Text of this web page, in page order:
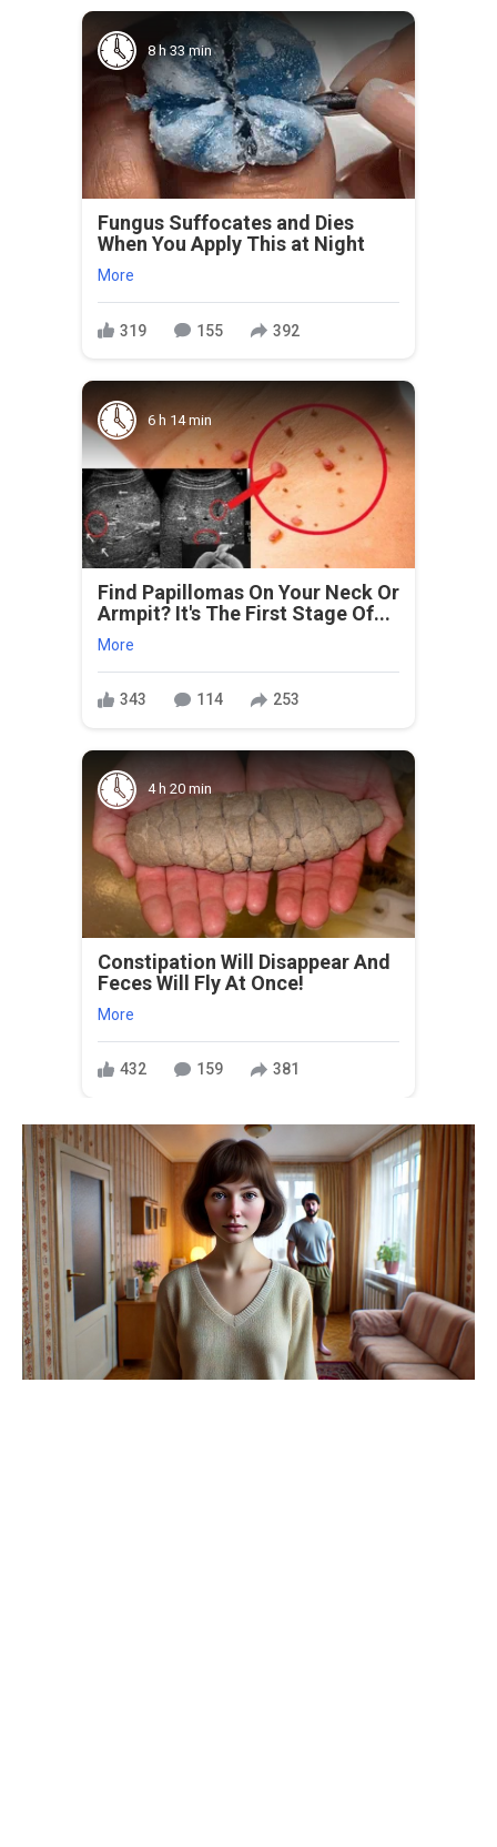
8 h 33 min
Fungus Suffocates and Dies
When You Apply This at Night
More
319 155 392
6 h 14 min
Find Papillomas On Your Neck Or
Armpit? It's The First Stage Of...
More
343 114 253
4 h 20 min
Constipation Will Disappear And
Feces Will Fly At Once!
More
432 159 381